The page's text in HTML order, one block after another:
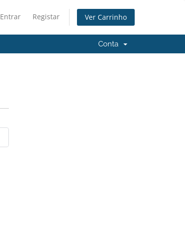
Entrar Registar Ver Carrinho
Conta